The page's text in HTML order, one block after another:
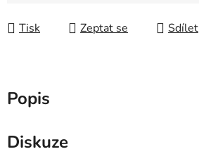
Tisk Zeptat se Sdílet
Popis
Diskuze